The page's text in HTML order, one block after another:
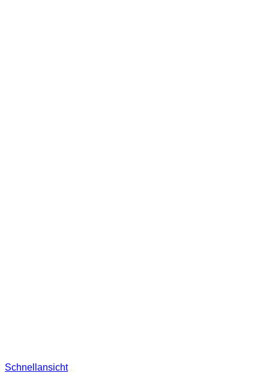
Schnellansicht